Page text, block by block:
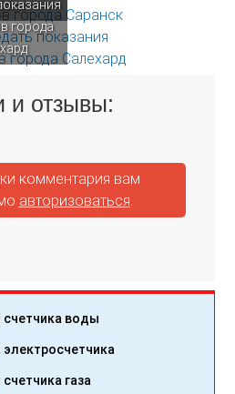
города
и отзывы:
комментария вам
авторизоваться
счетчика воды
электросчетчика
газа